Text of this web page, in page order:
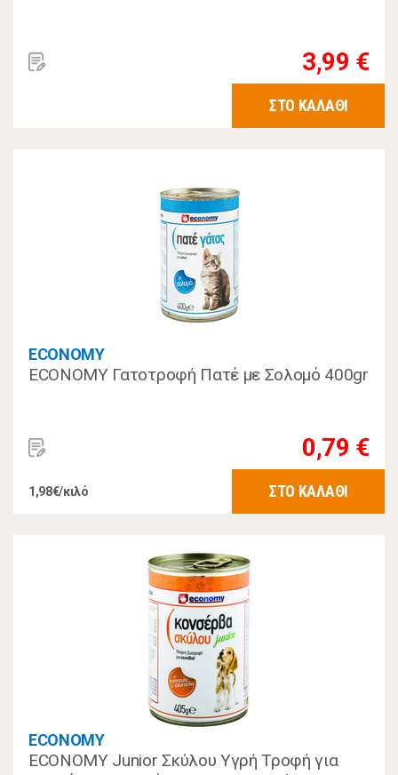
3,99 €
ΣΤΟ ΚΑΛΑΘΙ
ECONOMY
ECONOMY Γατοτροφή Πατέ με Σολομό 400gr
0,79 €
1,98€/κιλό ΣΤΟ ΚΑΛΑΘΙ
ECONOMY
ECONOMY Junior Σκύλου Υγρή Τροφή για